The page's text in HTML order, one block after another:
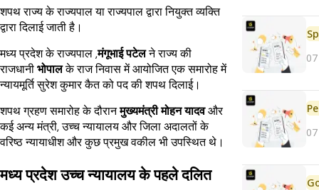
शपथ राज्य के राज्यपाल या राज्यपाल द्वारा नियुक्त व्यक्ति
द्वारा दिलाई जाती है।
मध्य प्रदेश के राज्यपाल ,मंगूभाई पटेलने राज्य की
राजधानीभोपालके राज निवास में आयोजित एक समारोह में
न्यायमूर्ति सुरेश कुमार कैत को पद की शपथ दिलाई।
शपथ ग्रहण समारोह के दौरानमुख्यमंत्री मोहन यादवऔर
कई अन्य मंत्री, उच्च न्यायालय और जिला अदालतों के
वरिष्ठ न्यायाधीश और कुछ प्रमुख वकील भी उपस्थित थे।
मध्य प्रदेश उच्च न्यायालय के पहले दलित